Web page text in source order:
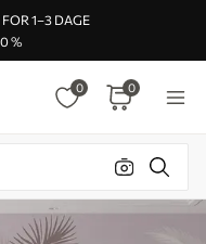
1–3 DAGE
%
0 0